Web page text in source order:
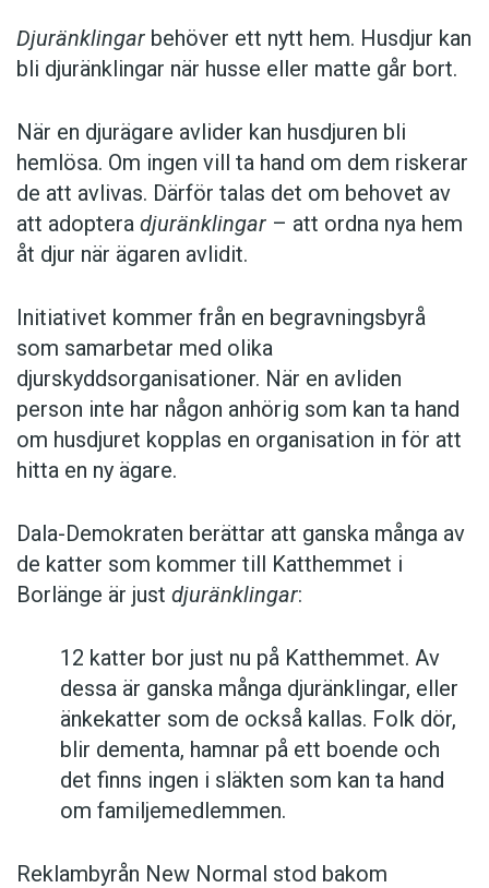
Djuränklingar behöver ett nytt hem. Husdjur kan
bli djuränklingar när husse eller matte går bort.
När en djurägare avlider kan husdjuren bli
hemlösa. Om ingen vill ta hand om dem riskerar
de att avlivas. Därför talas det om behovet av
att adoptera djuränklingar – att ordna nya hem
åt djur när ägaren avlidit.
Initiativet kommer från en begravningsbyrå
som samarbetar med olika
djurskyddsorganisationer. När en avliden
person inte har någon anhörig som kan ta hand
om husdjuret kopplas en organisation in för att
hitta en ny ägare.
Dala-Demokraten berättar att ganska många av
de katter som kommer till Katthemmet i
Borlänge är just djuränklingar:
12 katter bor just nu på Katthemmet. Av
dessa är ganska många djuränklingar, eller
änkekatter som de också kallas. Folk dör,
blir dementa, hamnar på ett boende och
det finns ingen i släkten som kan ta hand
om familjemedlemmen.
Reklambyrån New Normal stod bakom